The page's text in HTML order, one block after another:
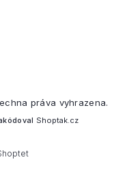
práva vyhrazena.
Shoptak.cz